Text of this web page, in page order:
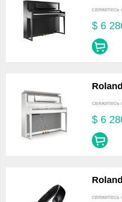
свяжитесь
$ 6
свяжитесь
$ 6
свяжитесь